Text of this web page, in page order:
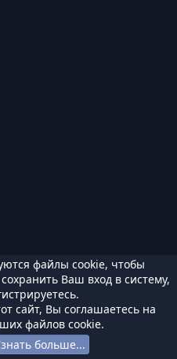
файлы cookie, чтобы
Ваш вход в систему,
сайт, Вы соглашаетесь на
файлов cookie.
больше...